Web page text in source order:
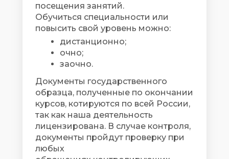
посещения занятий.
Обучиться специальности или
повысить свой уровень можно:
дистанционно;
очно;
заочно.
Документы государственного
образца, полученные по окончании
курсов, котируются по всей России,
так как наша деятельность
лицензирована. В случае контроля,
документы пройдут проверку при
любых